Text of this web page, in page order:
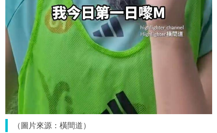
（圖片來源：橫間道）